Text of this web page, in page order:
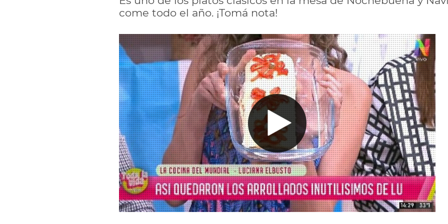
come todo el año. ¡Tomá nota!